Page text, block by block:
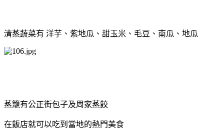
清蒸蔬菜有 洋芋、紫地瓜、甜玉米、毛豆、南瓜、地瓜
蒸籠有公正街包子及周家蒸餃
在飯店就可以吃到當地的熱門美食